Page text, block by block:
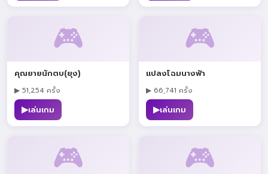
🎮
คุณยายนักตบ(ยุง)
▶ 51,254 ครั้ง
▶เล่นเกม
🎮
แปลงโฉมนางฟ้า
▶ 66,741 ครั้ง
▶เล่นเกม
🎮 🎮